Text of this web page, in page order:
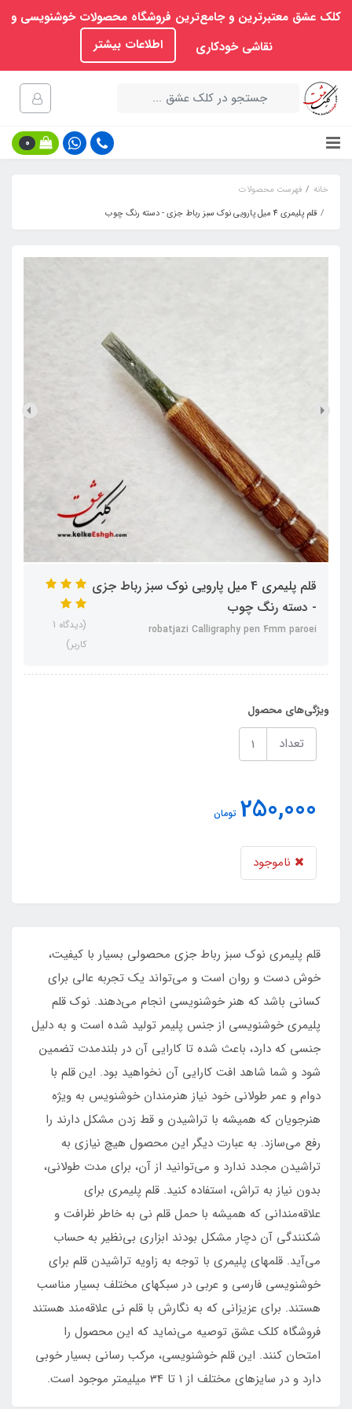
کلک عشق معتبرترین و جامع‌ترین فروشگاه محصولات خوشنویسی و
نقاشی خودکاری
اطلاعات بیشتر
0
خانه
فهرست محصولات
قلم پلیمری 4 میل پارویی نوک سبز رباط جزی - دسته رنگ چوب
قلم پلیمری 4 میل پارویی نوک سبز رباط جزی
- دسته رنگ چوب
robatjazi Calligraphy pen 4mm paroei
(دیدگاه 1
کاربر)
ویژگی‌های محصول
تعداد
250,000 تومان
ناموجود
قلم پلیمری نوک سبز رباط جزی محصولی بسیار با کیفیت،
خوش دست و روان است و می‌تواند یک تجربه عالی برای
کسانی باشد که هنر خوشنویسی انجام می‌دهند. نوک قلم
پلیمری خوشنویسی از جنس پلیمر تولید شده است و به دلیل
جنسی که دارد، باعث شده تا کارایی آن در بلندمدت تضمین
شود و شما شاهد افت کارایی آن نخواهید بود. این قلم با
دوام و عمر طولانی خود نیاز هنرمندان خوشنویس به ویژه
هنرجویان که همیشه با تراشیدن و قط زدن مشکل دارند را
رفع می‌سازد. به عبارت دیگر این محصول هیچ نیازی به
تراشیدن مجدد ندارد و می‌توانید از آن، برای مدت طولانی،
بدون نیاز به تراش، استفاده کنید. قلم پلیمری برای
علاقه‌مندانی که همیشه با حمل قلم نی به خاطر ظرافت و
شکنندگی آن دچار مشکل بودند ابزاری بی‌نظیر به حساب
می‌آید. قلمهای پلیمری با توجه به زاویه تراشیدن قلم برای
خوشنویسی فارسی و عربی در سبکهای مختلف بسیار مناسب
هستند. برای عزیزانی که به نگارش با قلم نی علاقه‌مند هستند
فروشگاه کلک عشق توصیه می‌نماید که این محصول را
امتحان کنند. این قلم خوشنویسی، مرکب رسانی بسیار خوبی
دارد و در سایز‌های مختلف از 1 تا 34 میلیمتر موجود است.